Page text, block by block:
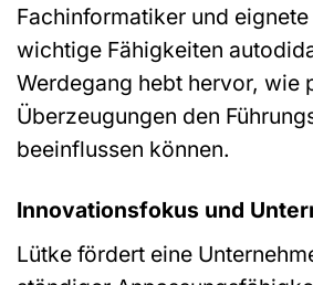
Fachinformatiker und
wichtige Fähigkeiten
Werdegang hebt hervor, wie
Überzeugungen den
beeinflussen können.
Innovationsfokus und
Lütke fördert eine